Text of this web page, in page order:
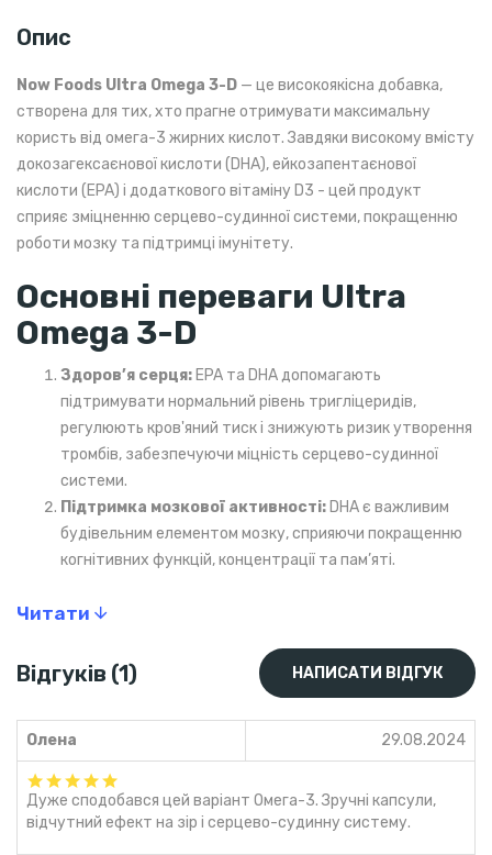
Опис
Now Foods Ultra Omega 3-D — це високоякісна добавка,
створена для тих, хто прагне отримувати максимальну
користь від омега-3 жирних кислот. Завдяки високому вмісту
докозагексаєнової кислоти (DHA), ейкозапентаєнової
кислоти (EPA) і додаткового вітаміну D3 - цей продукт
сприяє зміцненню серцево-судинної системи, покращенню
роботи мозку та підтримці імунітету.
Основні переваги Ultra
Omega 3-D
Здоров’я серця: EPA та DHA допомагають
підтримувати нормальний рівень тригліцеридів,
регулюють кров'яний тиск і знижують ризик утворення
тромбів, забезпечуючи міцність серцево-судинної
системи.
Підтримка мозкової активності: DHA є важливим
будівельним елементом мозку, сприяючи покращенню
когнітивних функцій, концентрації та пам’яті.
зміцнює захисні функції організму, сприяючи боротьбі з
Здоров'я суглобів:
омега-3 жирні кислоти
допомагають зменшити запалення в суглобах,
сприяючи їх гнучкості та зниженню дискомфорту.
Що робить цей продукт
унікальним?
Максимальна концентрація активних
Читати
Відгуків (1) НАПИСАТИ ВІДГУК
Олена 29.08.2024
Дуже сподобався цей варіант Омега-3. Зручні капсули,
відчутний ефект на зір і серцево-судинну систему.